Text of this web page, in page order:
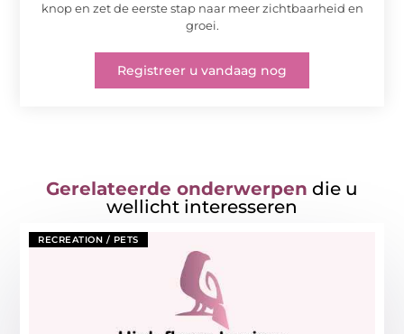
knop en zet de eerste stap naar meer zichtbaarheid en
groei.
Registreer u vandaag nog
Gerelateerde onderwerpen die u
wellicht interesseren
RECREATION / PETS